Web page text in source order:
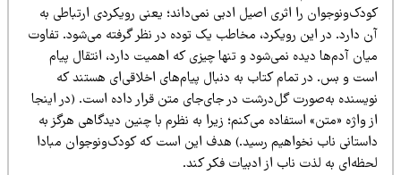
را اثری اصیل ادبی نمی‌داند؛ یعنی رویکردی ارتباطی به
دارد. در این رویکرد، مخاطب یک توده در نظر گرفته می‌شود. تفاوت
آدم‌ها دیده نمی‌شود و تنها چیزی که اهمیت دارد، انتقال پیام
و بس. در تمام کتاب به دنبال پیام‌های اخلاقی‌ای هستند که
به‌صورت گل‌درشت در جای‌جای متن قرار داده است. (در اینجا
واژه «متن» استفاده می‌کنم؛ زیرا به نظرم با چنین دیدگاهی هرگز به
ناب نخواهیم رسید.) هدف این است که کودک‌ونوجوان مبادا
به لذت ناب از ادبیات فکر کند.